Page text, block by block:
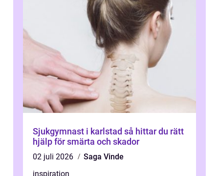
Sjukgymnast i karlstad så hittar du rätt
hjälp för smärta och skador
02 juli 2026
Saga Vinde
inspiration